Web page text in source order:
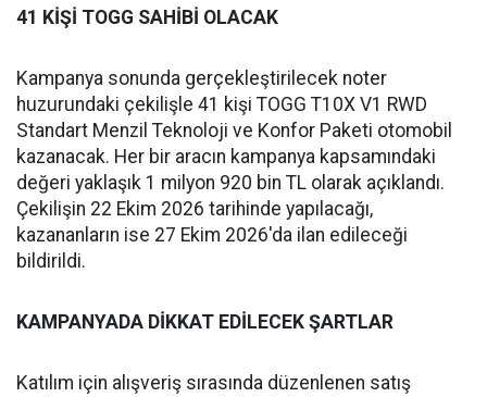
41 KİŞİ TOGG SAHİBİ OLACAK
Kampanya sonunda gerçekleştirilecek noter
huzurundaki çekilişle 41 kişi TOGG T10X V1 RWD
Standart Menzil Teknoloji ve Konfor Paketi otomobil
kazanacak. Her bir aracın kampanya kapsamındaki
değeri yaklaşık 1 milyon 920 bin TL olarak açıklandı.
Çekilişin 22 Ekim 2026 tarihinde yapılacağı,
kazananların ise 27 Ekim 2026'da ilan edileceği
bildirildi.
KAMPANYADA DİKKAT EDİLECEK ŞARTLAR
Katılım için alışveriş sırasında düzenlenen satış